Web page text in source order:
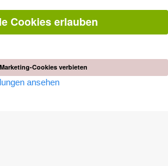
Cookies erlauben
Marketing-Cookies verbieten
ansehen